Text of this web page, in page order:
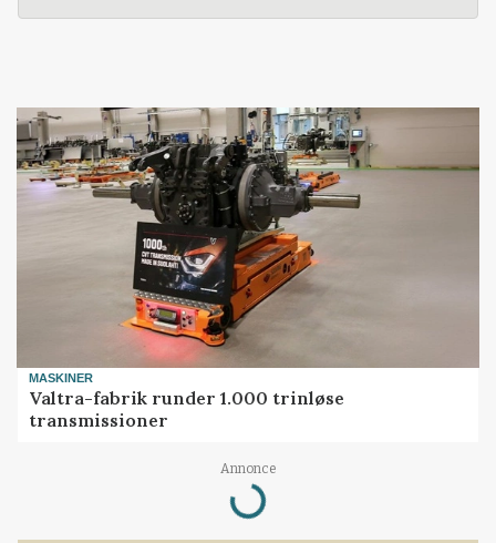
MASKINER
Valtra-fabrik runder 1.000 trinløse
transmissioner
Annonce
Loading...